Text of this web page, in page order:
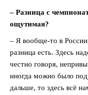
– Разница с
ощутимая?
– Я вообще-то в
разница есть. Здесь
честно говоря,
иногда можно было
дальше, то здесь всё